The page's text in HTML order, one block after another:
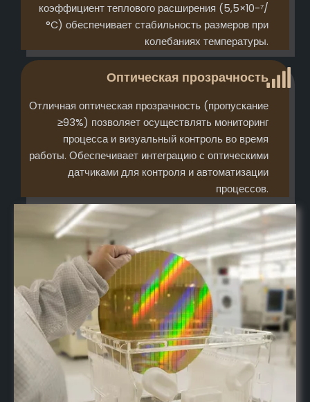
коэффициент теплового расширения (5,5×10-⁷/
°C) обеспечивает стабильность размеров при
колебаниях температуры.
Оптическая прозрачность
Отличная оптическая прозрачность (пропускание
≥93%) позволяет осуществлять мониторинг
процесса и визуальный контроль во время
работы. Обеспечивает интеграцию с оптическими
датчиками для контроля и автоматизации
процессов.